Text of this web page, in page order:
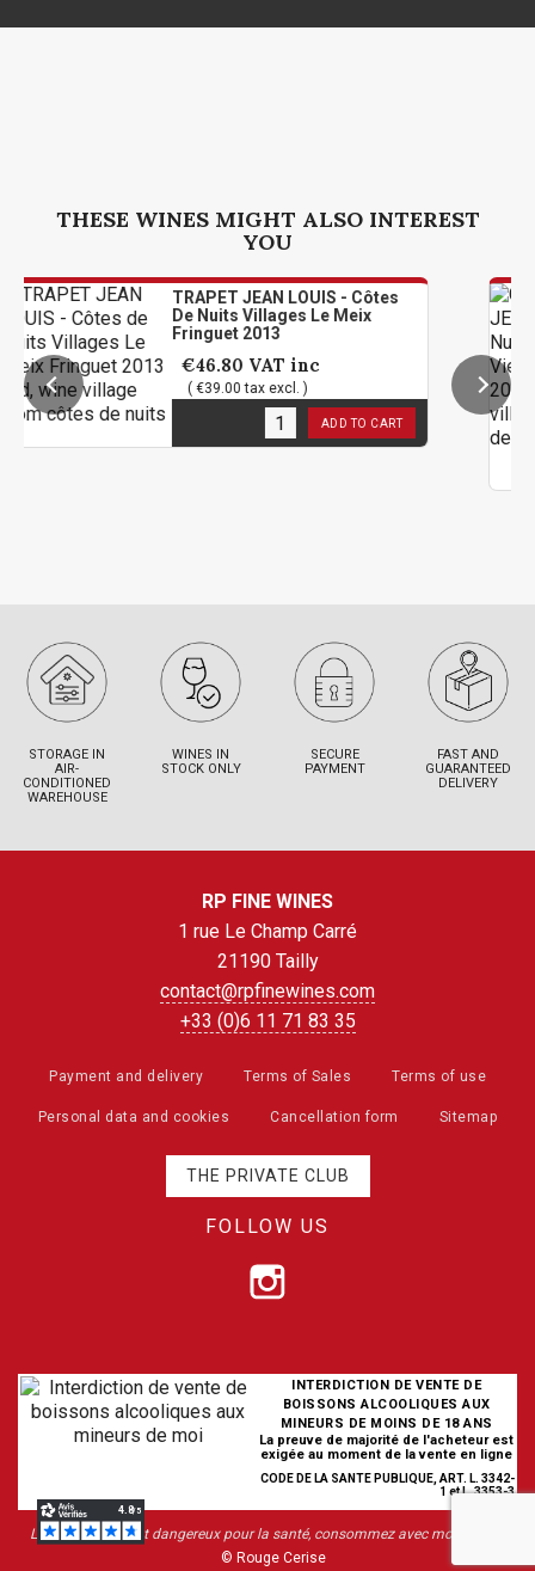
THESE WINES MIGHT ALSO INTEREST
YOU
TRAPET JEAN LOUIS - Côtes
De Nuits Villages Le Meix
Fringuet 2013
€46.80 VAT inc
( €39.00 tax excl. )
1in stock ADD TO CART
STORAGE IN
AIR-
CONDITIONED
WAREHOUSE
WINES IN
STOCK ONLY
SECURE
PAYMENT
FAST AND
GUARANTEED
DELIVERY
RP FINE WINES
1 rue Le Champ Carré
21190 Tailly
contact@rpfinewines.com
+33 (0)6 11 71 83 35
Payment and delivery Terms of Sales Terms of use
Personal data and cookies Cancellation form Sitemap
THE PRIVATE CLUB
FOLLOW US
INTERDICTION DE VENTE DE
BOISSONS ALCOOLIQUES AUX
MINEURS DE MOINS DE 18 ANS
La preuve de majorité de l'acheteur est
exigée au moment de la vente en ligne
CODE DE LA SANTE PUBLIQUE, ART. L. 3342-
1 et L. 3353-3
L’abus d’alcool est dangereux pour la santé, consommez avec modération
© Rouge Cerise